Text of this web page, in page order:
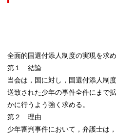
全面的国選付添人制度の実現を求
第１ 結論
当会は，国に対し，国選付添人制
送致された少年の事件全件にまで
かに行うよう強く求める。
第２ 理由
少年審判事件において，弁護士は